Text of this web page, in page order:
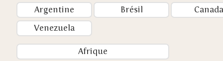
Argentine
Brésil
Canada
Venezuela
Afrique